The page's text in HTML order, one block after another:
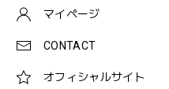
マイページ
CONTACT
オフィシャルサイト